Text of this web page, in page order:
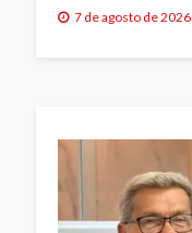
7 de agosto de 2026